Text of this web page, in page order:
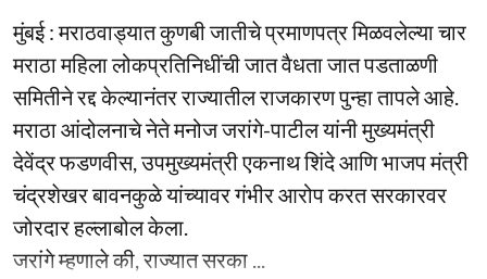
मुंबई : मराठवाड्यात कुणबी जातीचे प्रमाणपत्र मिळवलेल्या चार
मराठा महिला लोकप्रतिनिधींची जात वैधता जात पडताळणी
समितीने रद्द केल्यानंतर राज्यातील राजकारण पुन्हा तापले आहे.
मराठा आंदोलनाचे नेते मनोज जरांगे-पाटील यांनी मुख्यमंत्री
देवेंद्र फडणवीस, उपमुख्यमंत्री एकनाथ शिंदे आणि भाजप मंत्री
चंद्रशेखर बावनकुळे यांच्यावर गंभीर आरोप करत सरकारवर
जोरदार हल्लाबोल केला.
जरांगे म्हणाले की, राज्यात सरका ...